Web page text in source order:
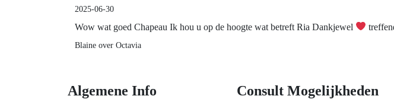
2025-06-30
Wow wat goed Chapeau Ik hou u op de hoogte wat betreft Ria Dankjewel
Blaine over Octavia
Algemene Info Consult Mogelijkheden